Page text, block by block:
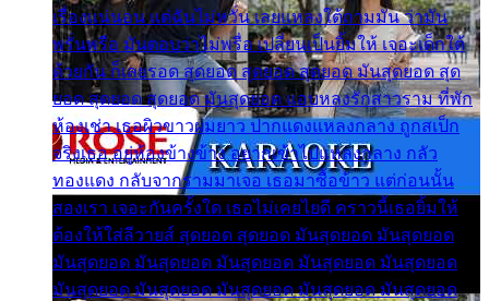
เรื่องแน่นอน แต่ฉันไม่หวั่น เลยแหลงใต้ถามมัน ว่ามัน
พรั่นพรือ มันตอบว่าไม่พรื่อ เปลี่ยนเป็นยิ้มให้ เจอะเด็กใต้
ด้วยกัน ก็เลยรอด สุดยอด สุดยอด สุดยอด มันสุดยอด สุด
ยอด สุดยอด สุดยอด มันสุดยอด แอบหลงรักสาวราม ที่พัก
ห้องเช่า เธอผิวขาวผมยาว ปากแดงแหลงกลาง ถูกสเป็ก
จริงเธอ อยู่ห้องข้างข้าง อยากเข้าไปแหลงกลาง กลัว
ทองแดง กลับจากรามมาเจอ เธอมาซื้อข้าว แต่ก่อนนั้น
สองเรา เจอะกันครั้งใด เธอไม่เคยไยดี คราวนี้เธอยิ้มให้
ต้องให้ใส่ลีวายส์ สุดยอด สุดยอด มันสุดยอด มันสุดยอด
มันสุดยอด มันสุดยอด มันสุดยอด มันสุดยอด มันสุดยอด
มันสุดยอด มันสุดยอด มันสุดยอด มันสุดยอด มันสุดยอด